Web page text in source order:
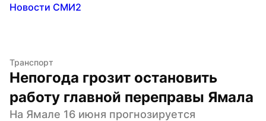
Новости СМИ2
Транспорт
Непогода грозит остановить
работу главной переправы Ямала
На Ямале 16 июня прогнозируется